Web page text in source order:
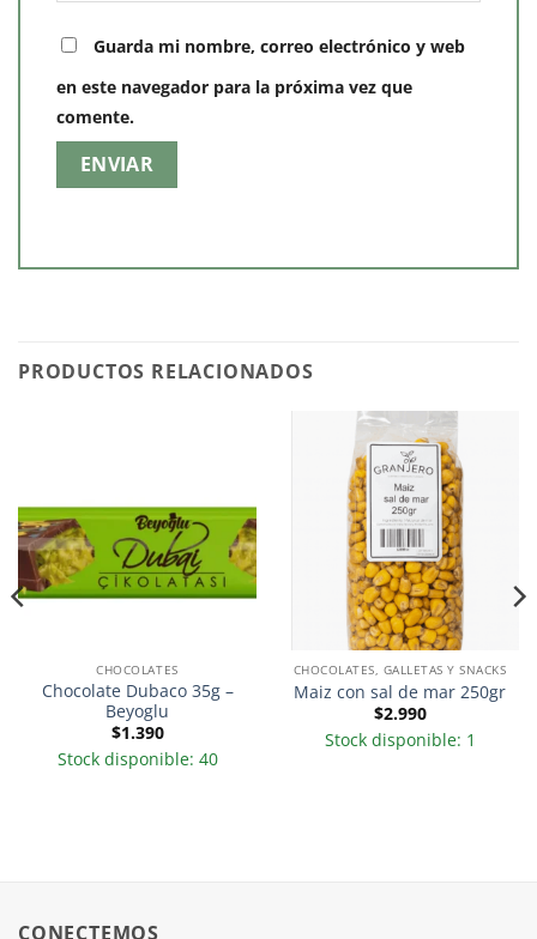
Guarda mi nombre, correo electrónico y web
en este navegador para la próxima vez que
comente.
PRODUCTOS RELACIONADOS
CHOCOLATES
Chocolate Dubaco 35g –
Beyoglu
$1.390
Stock disponible: 40
CHOCOLATES, GALLETAS Y SNACKS
Maiz con sal de mar 250gr
$2.990
Stock disponible: 1
CONECTEMOS